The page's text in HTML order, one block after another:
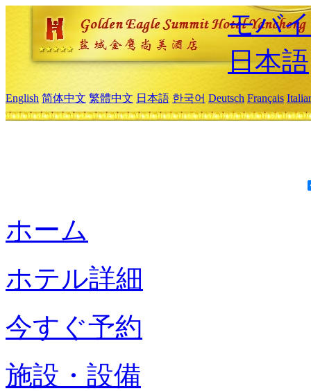
モバ
日本語
English 简体中文 繁體中文 日本語 한국어 Deutsch Français
ホーム
ホテル詳細
今すぐ予約
施設・設備